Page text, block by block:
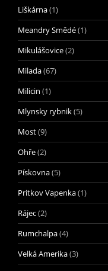
Liškárna(1)
Meandry Smědé(1)
Mikulášovice(2)
Milada(67)
Milicin (1)
Mlynsky rybnik(5)
Most(9)
Ohře(2)
Pískovna(5)
Pritkov Vapenka(1)
Rájec(2)
Rumchalpa(4)
Velká Amerika(3)